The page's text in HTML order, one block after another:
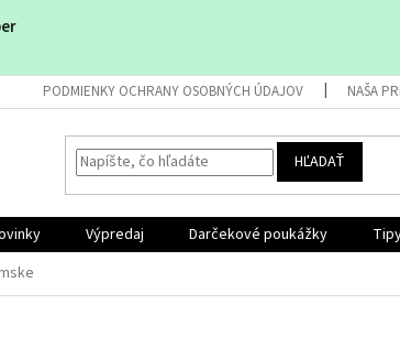
PODMIENKY OCHRANY OSOBNÝCH ÚDAJOV NAŠA
HĽADAŤ
Výpredaj Darčekové poukážky